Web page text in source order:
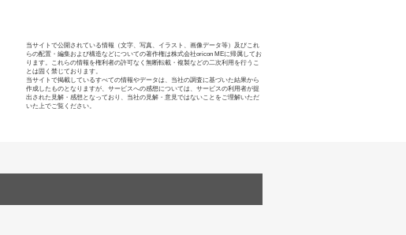
当サイトで公開されている情報（文字、写真、イラスト、画像データ等）及びこれ
らの配置・編集および構造などについての著作権は株式会社oricon MEに帰属してお
ります。これらの情報を権利者の許可なく無断転載・複製などの二次利用を行うこ
とは固く禁じております。
当サイトで掲載しているすべての情報やデータは、当社の調査に基づいた結果から
作成したものとなりますが、サービスへの感想については、サービスの利用者が提
出された見解・感想となっており、当社の見解・意見ではないことをご理解いただ
いた上でご覧ください。